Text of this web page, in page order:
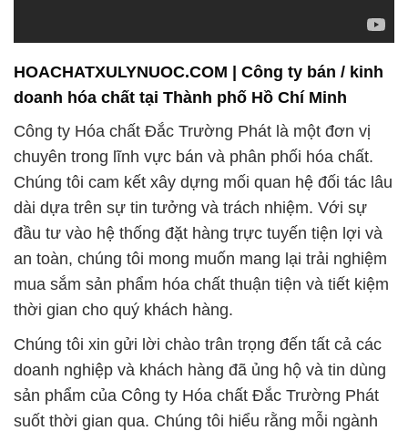
HOACHATXULYNUOC.COM | Công ty bán / kinh
doanh hóa chất tại Thành phố Hồ Chí Minh
Công ty Hóa chất Đắc Trường Phát là một đơn vị
chuyên trong lĩnh vực bán và phân phối hóa chất.
Chúng tôi cam kết xây dựng mối quan hệ đối tác lâu
dài dựa trên sự tin tưởng và trách nhiệm. Với sự
đầu tư vào hệ thống đặt hàng trực tuyến tiện lợi và
an toàn, chúng tôi mong muốn mang lại trải nghiệm
mua sắm sản phẩm hóa chất thuận tiện và tiết kiệm
thời gian cho quý khách hàng.
Chúng tôi xin gửi lời chào trân trọng đến tất cả các
doanh nghiệp và khách hàng đã ủng hộ và tin dùng
sản phẩm của Công ty Hóa chất Đắc Trường Phát
suốt thời gian qua. Chúng tôi hiểu rằng mỗi ngành